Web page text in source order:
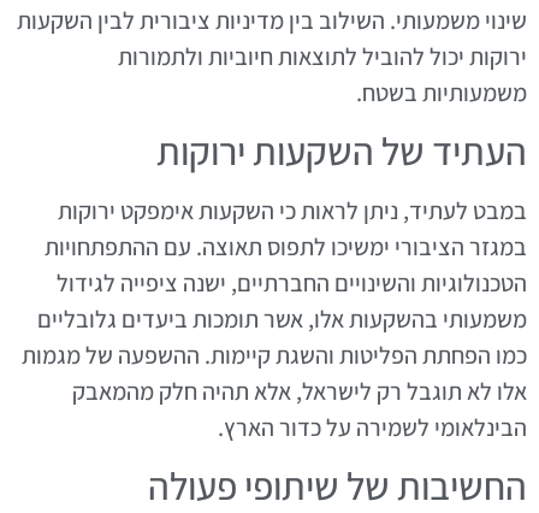
שינוי משמעותי. השילוב בין מדיניות ציבורית לבין השקעות
ירוקות יכול להוביל לתוצאות חיוביות ולתמורות
משמעותיות בשטח.
העתיד של השקעות ירוקות
במבט לעתיד, ניתן לראות כי השקעות אימפקט ירוקות
במגזר הציבורי ימשיכו לתפוס תאוצה. עם ההתפתחויות
הטכנולוגיות והשינויים החברתיים, ישנה ציפייה לגידול
משמעותי בהשקעות אלו, אשר תומכות ביעדים גלובליים
כמו הפחתת הפליטות והשגת קיימות. ההשפעה של מגמות
אלו לא תוגבל רק לישראל, אלא תהיה חלק מהמאבק
הבינלאומי לשמירה על כדור הארץ.
החשיבות של שיתופי פעולה